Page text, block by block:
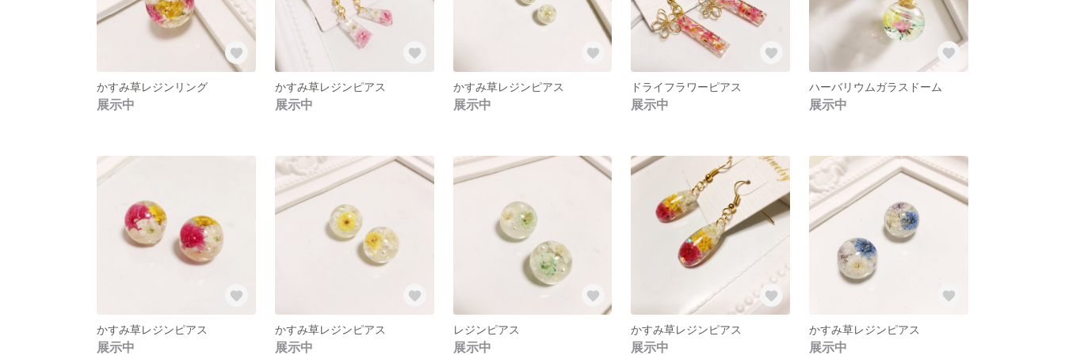
かすみ草レジンリング
展示中
かすみ草レジンピアス
展示中
かすみ草レジンピアス
展示中
ドライフラワーピアス
展示中
ハーバリウムガラスドーム
展示中
かすみ草レジンピアス
展示中
かすみ草レジンピアス
展示中
レジンピアス
展示中
かすみ草レジンピアス
展示中
かすみ草レジンピアス
展示中